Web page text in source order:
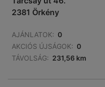
2381 Örkény
AJÁNLATOK: 0
AKCIÓS ÚJSÁGOK: 0
TÁVOLSÁG: 231,56 km